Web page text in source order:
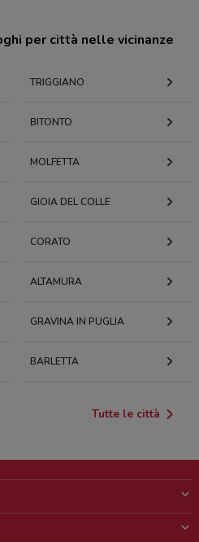
per città nelle vicinanze
TRIGGIANO
BITONTO
MOLFETTA
GIOIA DEL COLLE
CORATO
ALTAMURA
GRAVINA IN PUGLIA
BARLETTA
Tutte le città